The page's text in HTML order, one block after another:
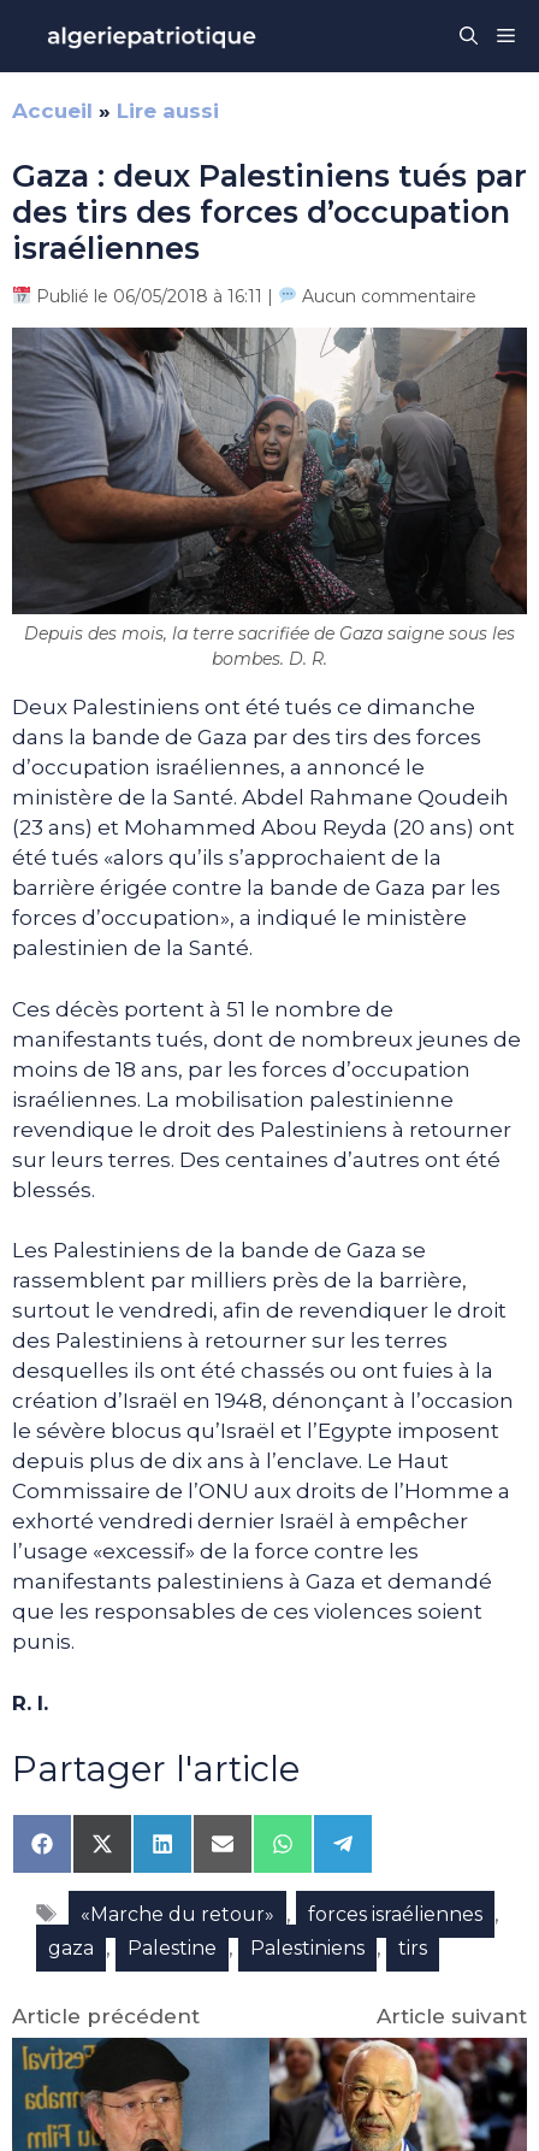
contenu
Accueil » Lire aussi
Gaza : deux Palestiniens tués par
des tirs des forces d’occupation
israéliennes
Publié le 06/05/2018 à 16:11 | Aucun commentaire
Depuis des mois, la terre sacrifiée de Gaza saigne sous les
bombes. D. R.
Deux Palestiniens ont été tués ce dimanche
dans la bande de Gaza par des tirs des forces
d’occupation israéliennes, a annoncé le
ministère de la Santé. Abdel Rahmane Qoudeih
(23 ans) et Mohammed Abou Reyda (20 ans) ont
été tués «alors qu’ils s’approchaient de la
barrière érigée contre la bande de Gaza par les
forces d’occupation», a indiqué le ministère
palestinien de la Santé.
Ces décès portent à 51 le nombre de
manifestants tués, dont de nombreux jeunes de
moins de 18 ans, par les forces d’occupation
israéliennes. La mobilisation palestinienne
revendique le droit des Palestiniens à retourner
sur leurs terres. Des centaines d’autres ont été
blessés.
Les Palestiniens de la bande de Gaza se
rassemblent par milliers près de la barrière,
surtout le vendredi, afin de revendiquer le droit
des Palestiniens à retourner sur les terres
desquelles ils ont été chassés ou ont fuies à la
création d’Israël en 1948, dénonçant à l’occasion
le sévère blocus qu’Israël et l’Egypte imposent
depuis plus de dix ans à l’enclave. Le Haut
Commissaire de l’ONU aux droits de l’Homme a
exhorté vendredi dernier Israël à empêcher
l’usage «excessif» de la force contre les
manifestants palestiniens à Gaza et demandé
que les responsables de ces violences soient
punis.
R. I.
Partager l'article
Share
on
Facebook
Share
on
X
(Twitter)
Share
on
LinkedIn
Share
on
Email
Share
on
WhatsApp
Share
on
Telegram
Étiquettes
«Marche du retour» , forces israéliennes ,
gaza , Palestine , Palestiniens , tirs
Article précédent Article suivant